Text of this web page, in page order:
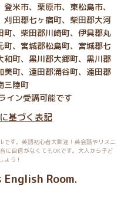
米市、栗原市、東松島市、
刈田郡七ヶ宿町、柴田郡大河
町、柴田郡川崎町、伊具郡丸
、宮城郡松島町、宮城郡七
和町、黒川郡大郷町、黒川郡
美町、遠田郡涌谷町、遠田郡
三陸町
イン受講可能です
基づく表記
です。英語初心者大歓迎！英会話やリスニ
に自信がなくてもOKです。大人から子ど
ょう！
Room.